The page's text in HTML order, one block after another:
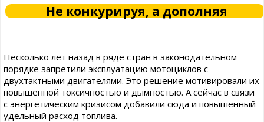
Не конкурируя, а дополняя
Несколько лет назад в ряде стран в законодательном
порядке запретили эксплуатацию мотоциклов с
двухтактными двигателями. Это решение мотивировали их
повышенной токсичностью и дымностью. А сейчас в связи
с энергетическим кризисом добавили сюда и повышенный
удельный расход топлива.